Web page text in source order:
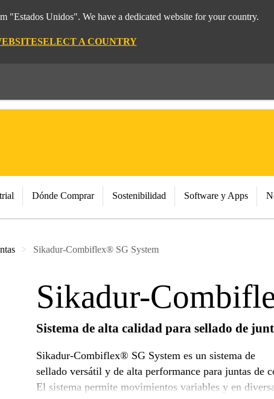
"Estados Unidos". We have a dedicated website for your country.
SELECT A COUNTRY
Dónde Comprar Sostenibilidad Software y Apps
Sikadur-Combiflex® SG System
Sikadur-
Sistema de alta calidad para sellado de
Sikadur-Combiflex® SG System es un sistema de
sellado versátil y de alta performance para juntas de
El sistema permite movimientos variables y en